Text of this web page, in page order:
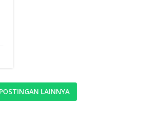
LAINNYA